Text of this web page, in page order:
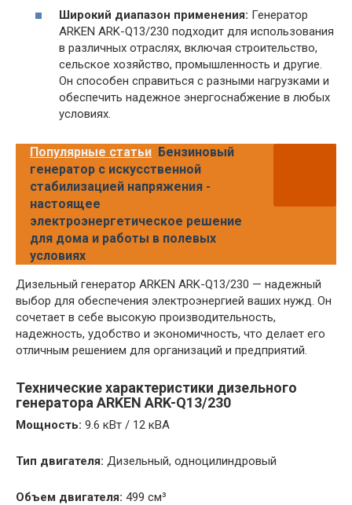
Широкий диапазон применения: Генератор
ARKEN ARK-Q13/230 подходит для использования
в различных отраслях, включая строительство,
сельское хозяйство, промышленность и другие.
Он способен справиться с разными нагрузками и
обеспечить надежное энергоснабжение в любых
условиях.
Популярные статьи Бензиновый
генератор с искусственной
стабилизацией напряжения -
настоящее
электроэнергетическое решение
для дома и работы в полевых
условиях
Дизельный генератор ARKEN ARK-Q13/230 — надежный
выбор для обеспечения электроэнергией ваших нужд. Он
сочетает в себе высокую производительность,
надежность, удобство и экономичность, что делает его
отличным решением для организаций и предприятий.
Технические характеристики дизельного
генератора ARKEN ARK-Q13/230
Мощность: 9.6 кВт / 12 кВА
Тип двигателя: Дизельный, одноцилиндровый
Объем двигателя: 499 см³